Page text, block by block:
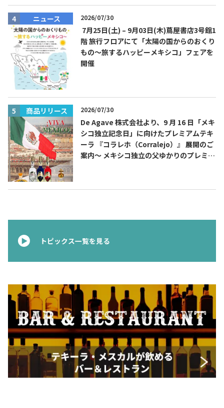
About テキーラとは
テキーラのつくり方
テキーラの飲み方
メキシコ料理
メキシコの記念日 トピックス
イベント一覧
ニュース 2026/07/30
7月25日(土) – 9月03日(木)蔦屋書店3号館1
階 旅行フロアにて「太陽の国からのおくり
もの～旅するハッピーメキシコ」フェアを
開催
商品リリース 2026/07/30
De Agave 株式会社より、9 月 16 日「メキ
シコ独立記念日」に向けたプレミアムテキ
ーラ 『コラレホ（Corralejo）』 展開のご
案内〜 メキシコ独立の父ゆかりのプレミア
トピックス一覧を見る